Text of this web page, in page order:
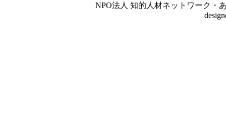
NPO法人 知的人材ネットワーク・